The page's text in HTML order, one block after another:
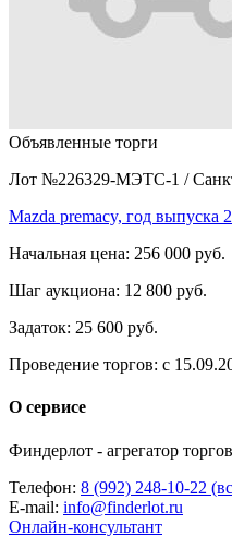
Объявленные торги
Лот №226329-МЭТС-1 /
Mazda premacy, год выпуска
Начальная цена: 256 000 руб.
Шаг аукциона: 12 800 руб.
Задаток: 25 600 руб.
Проведение торгов: с
О сервисе
Финдерлот - агрегатор
Телефон: 8 (992) 248-10-22
E-mail: info@finderlot.ru
Онлайн-консультант